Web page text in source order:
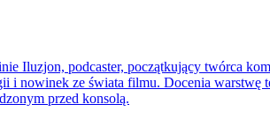
Iluzjon, podcaster, początkujący twórca
i nowinek ze świata filmu. Docenia warstwę
przed konsolą.